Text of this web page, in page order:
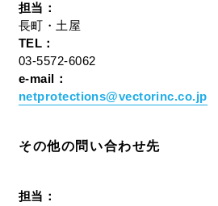
担当：
長町・土屋
TEL：
03-5572-6062
e-mail：
netprotections@vectorinc.co.jp
その他の問い合わせ先
担当：